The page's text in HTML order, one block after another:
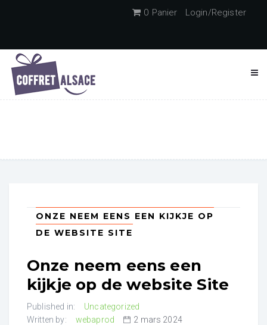
0 Panier Login/Register
ONZE NEEM EENS EEN KIJKJE OP
DE WEBSITE SITE
Onze neem eens een
kijkje op de website Site
Published in:
Uncategorized
Written by:
webaprod
2 mars 2024